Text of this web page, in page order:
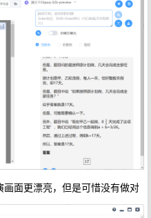
面更漂亮，但是可惜没有做对